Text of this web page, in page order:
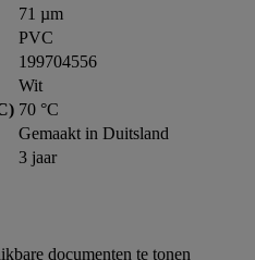
71 µm
PVC
199704556
Wit
70 °C
Gemaakt in Duitsland
3 jaar
documenten te tonen